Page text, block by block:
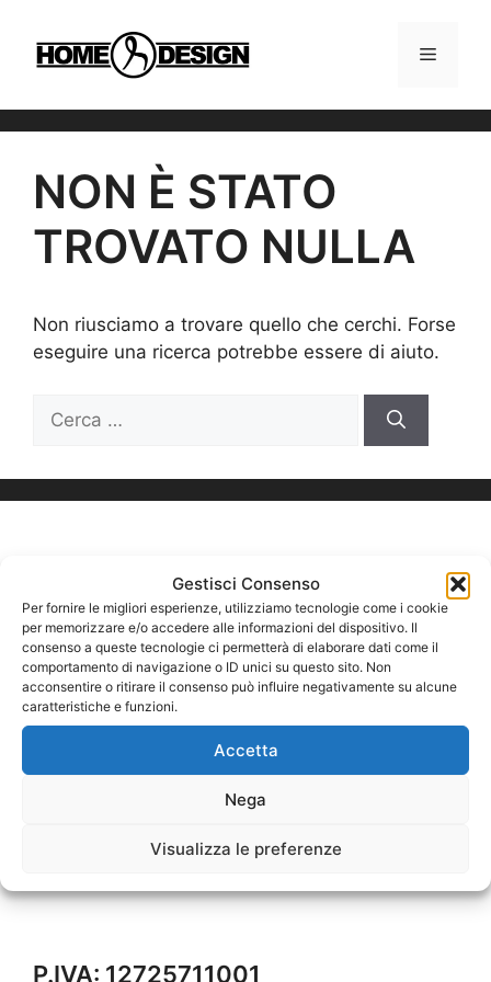
Gestisci Consenso
Per fornire le migliori esperienze, utilizziamo tecnologie come i cookie
per memorizzare e/o accedere alle informazioni del dispositivo. Il
consenso a queste tecnologie ci permetterà di elaborare dati come il
comportamento di navigazione o ID unici su questo sito. Non
acconsentire o ritirare il consenso può influire negativamente su alcune
caratteristiche e funzioni.
Accetta
Nega
Visualizza le preferenze
contenuto
MENU
NON È STATO
TROVATO NULLA
Non riusciamo a trovare quello che cerchi. Forse
eseguire una ricerca potrebbe essere di aiuto.
per:
P.IVA: 12725711001